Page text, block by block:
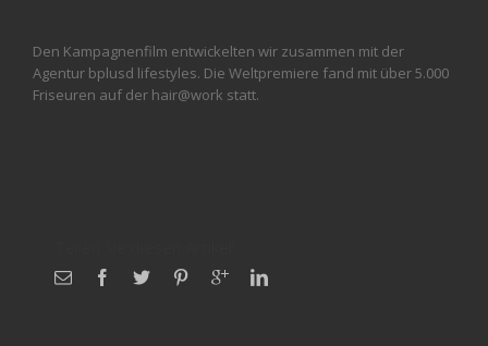
Den Kampagnenfilm entwickelten wir zusammen mit der
Agentur bplusd lifestyles. Die Weltpremiere fand mit über 5.000
Friseuren auf der hair@work statt.